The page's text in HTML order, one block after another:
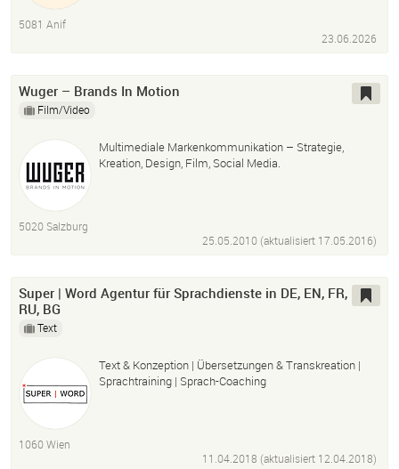
5081 Anif
23.06.2026
Wuger – Brands In Motion
Film/Video
Multimediale Markenkommunikation – Strategie,
Kreation, Design, Film, Social Media.
5020 Salzburg
25.05.2010 (aktualisiert 17.05.2016)
Super | Word Agentur für Sprachdienste in DE, EN, FR,
RU, BG
Text
Text & Konzeption | Übersetzungen & Transkreation |
Sprachtraining | Sprach-Coaching
1060 Wien
11.04.2018 (aktualisiert 12.04.2018)